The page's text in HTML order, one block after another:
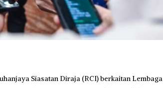
Siasatan Diraja (RCI) berkaitan Lembaga